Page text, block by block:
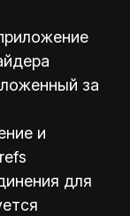
за
и
для